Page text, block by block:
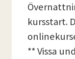
kursstart.
** Vissa